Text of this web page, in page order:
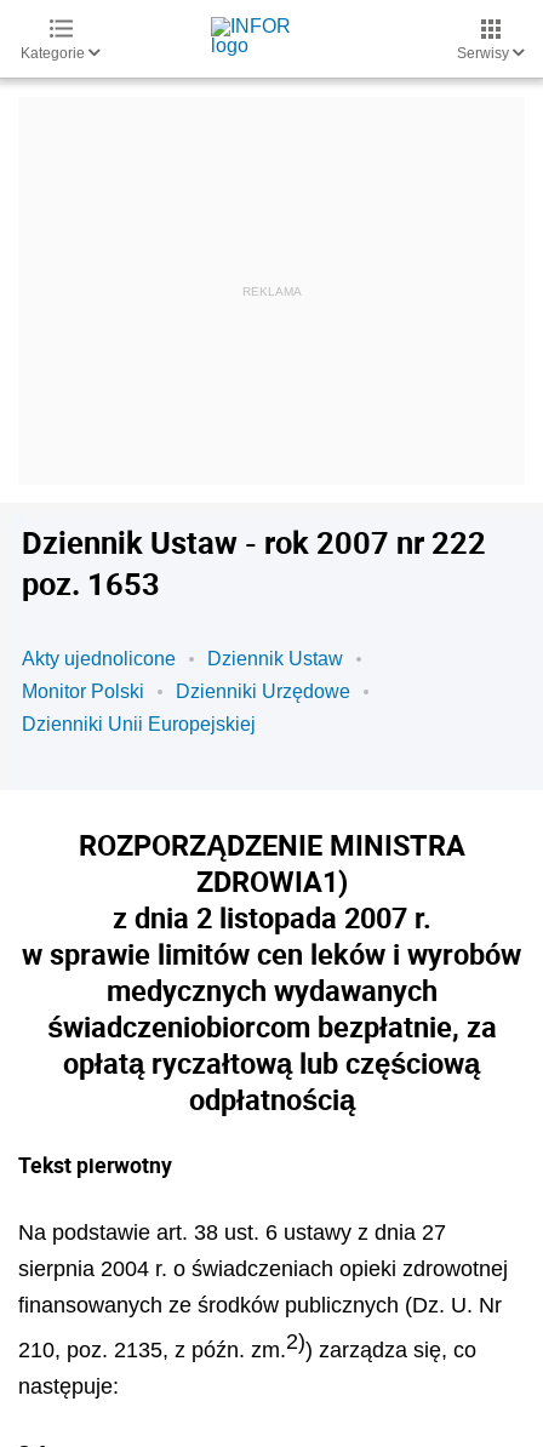
Kategorie Serwisy
Dziennik Ustaw - rok 2007 nr 222
poz. 1653
Akty ujednolicone
Dziennik Ustaw
Monitor Polski
Dzienniki Urzędowe
Dzienniki Unii Europejskiej
ROZPORZĄDZENIE MINISTRA
ZDROWIA1)
z dnia 2 listopada 2007 r.
w sprawie limitów cen leków i wyrobów
medycznych wydawanych
świadczeniobiorcom bezpłatnie, za
opłatą ryczałtową lub częściową
odpłatnością
Tekst pierwotny
Na podstawie art. 38 ust. 6 ustawy z dnia 27
sierpnia 2004 r. o świadczeniach opieki zdrowotnej
finansowanych ze środków publicznych (Dz. U. Nr
210, poz. 2135, z późn. zm.2)) zarządza się, co
następuje: